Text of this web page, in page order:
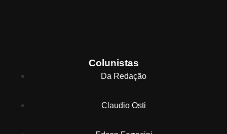
Colunistas
Da Redação
Claudio Osti